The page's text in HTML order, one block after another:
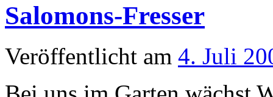
Salomons-Fresser
Veröffentlicht am 4. Juli